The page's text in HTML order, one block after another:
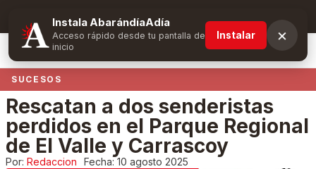
Suscríbete y obtén ventajas exclusivas
SUCESOS
Rescatan a dos senderistas
perdidos en el Parque Regional
de El Valle y Carrascoy
Por: Redaccion Fecha: 10 agosto 2025
Instala AbarándíaAdía
Acceso rápido desde tu pantalla de
inicio
Instalar ×